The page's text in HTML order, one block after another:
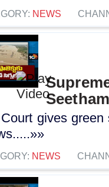
NEWS
gives
NEWS